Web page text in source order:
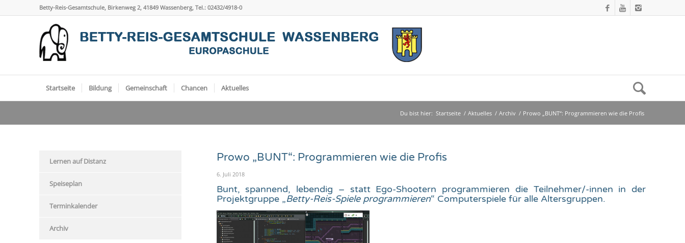
Betty-Reis-Gesamtschule, Birkenweg 2, 41849 Wassenberg, Tel.: 02432/4918-0
Startseite Bildung Gemeinschaft Chancen Aktuelles
Du bist hier: Startseite / Aktuelles / Archiv / Prowo „BUNT“: Programmieren wie die Profis
Prowo „BUNT“: Programmieren wie die Profis
6. Juli 2018
Bunt, spannend, lebendig – statt Ego-Shootern programmieren die Teilnehmer/-innen in der
Projektgruppe „Betty-Reis-Spiele programmieren“ Computerspiele für alle Altersgruppen.
Lernen auf Distanz
Speiseplan
Terminkalender
Archiv